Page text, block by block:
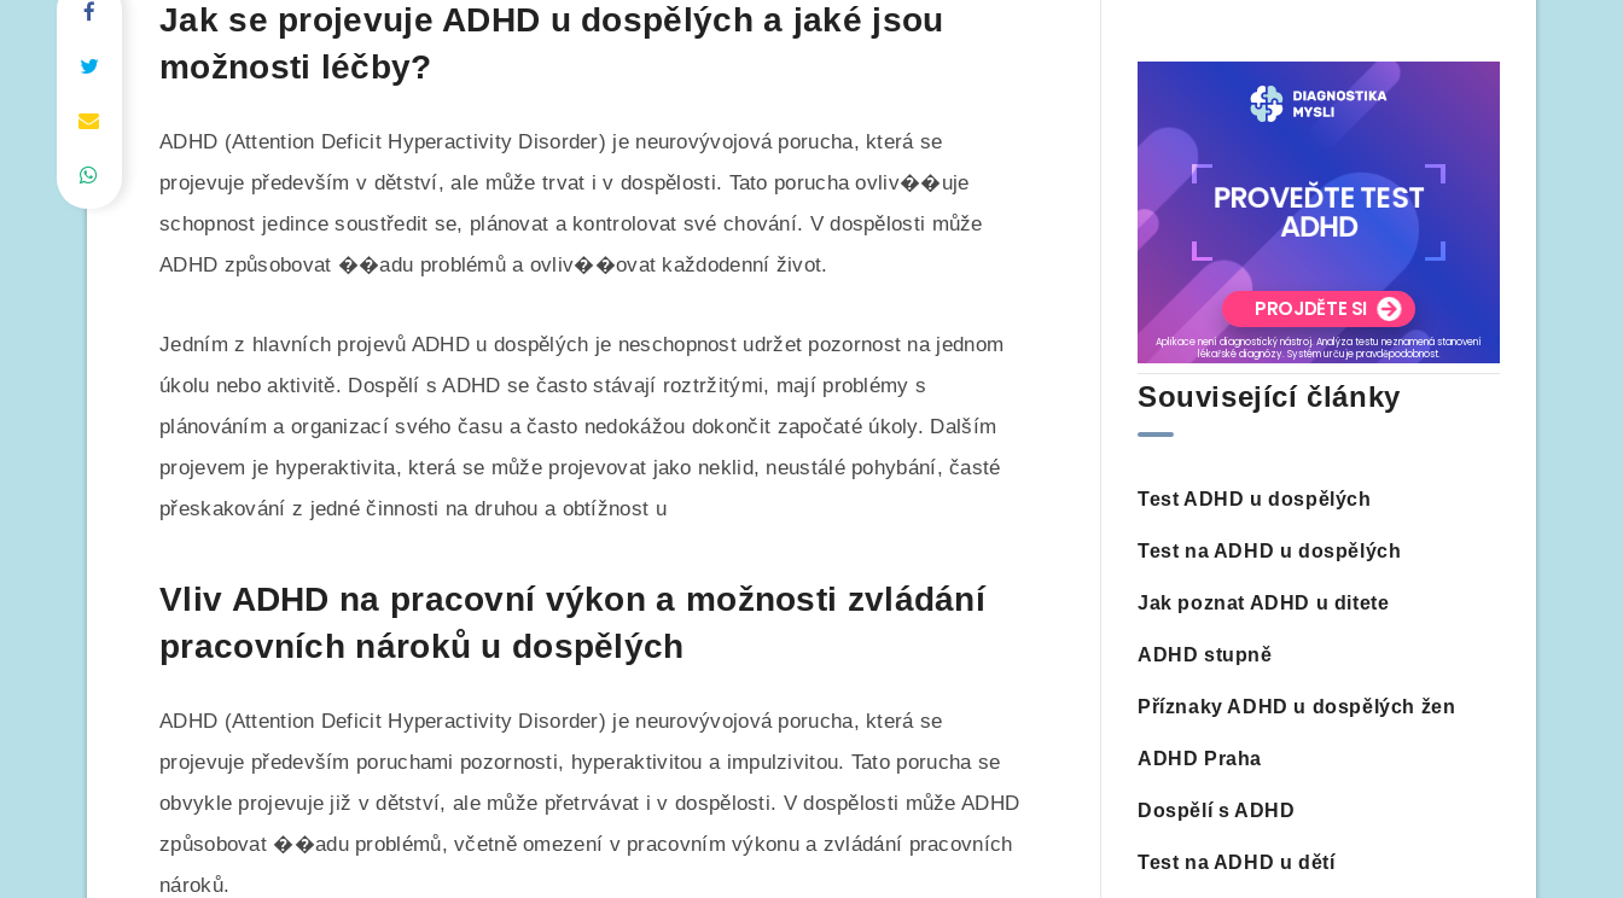
Jak se projevuje ADHD u dospělých a jaké jsou
možnosti léčby?
ADHD (Attention Deficit Hyperactivity Disorder) je neurovývojová porucha, která se
projevuje především v dětství, ale může trvat i v dospělosti. Tato porucha ovliv��uje
schopnost jedince soustředit se, plánovat a kontrolovat své chování. V dospělosti může
ADHD způsobovat ��adu problémů a ovliv��ovat každodenní život.
Jedním z hlavních projevů ADHD u dospělých je neschopnost udržet pozornost na jednom
úkolu nebo aktivitě. Dospělí s ADHD se často stávají roztržitými, mají problémy s
plánováním a organizací svého času a často nedokážou dokončit započaté úkoly. Dalším
projevem je hyperaktivita, která se může projevovat jako neklid, neustálé pohybání, časté
přeskakování z jedné činnosti na druhou a obtížnost u
Vliv ADHD na pracovní výkon a možnosti zvládání
pracovních nároků u dospělých
ADHD (Attention Deficit Hyperactivity Disorder) je neurovývojová porucha, která se
projevuje především poruchami pozornosti, hyperaktivitou a impulzivitou. Tato porucha se
obvykle projevuje již v dětství, ale může přetrvávat i v dospělosti. V dospělosti může ADHD
způsobovat ��adu problémů, včetně omezení v pracovním výkonu a zvládání pracovních
nároků.
Související články
Test ADHD u dospělých
Test na ADHD u dospělých
Jak poznat ADHD u ditete
ADHD stupně
Příznaky ADHD u dospělých žen
ADHD Praha
Dospělí s ADHD
Test na ADHD u dětí